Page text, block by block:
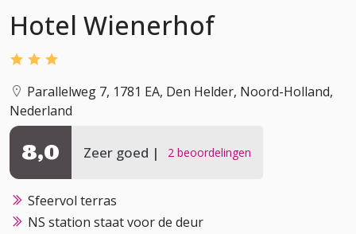
Hotel Wienerhof
Parallelweg 7, 1781 EA, Den Helder, Noord-Holland,
Nederland
Zeer goed 2 beoordelingen
8,0
Sfeervol terras
NS station staat voor de deur